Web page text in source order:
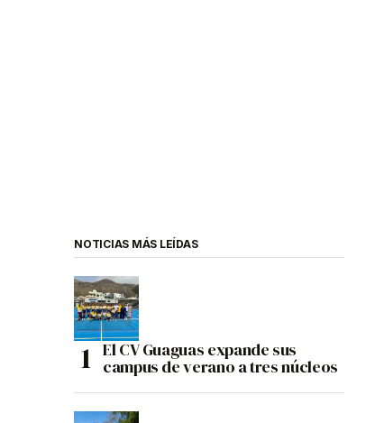
NOTICIAS MÁS LEÍDAS
El CV Guaguas expande sus
campus de verano a tres núcleos